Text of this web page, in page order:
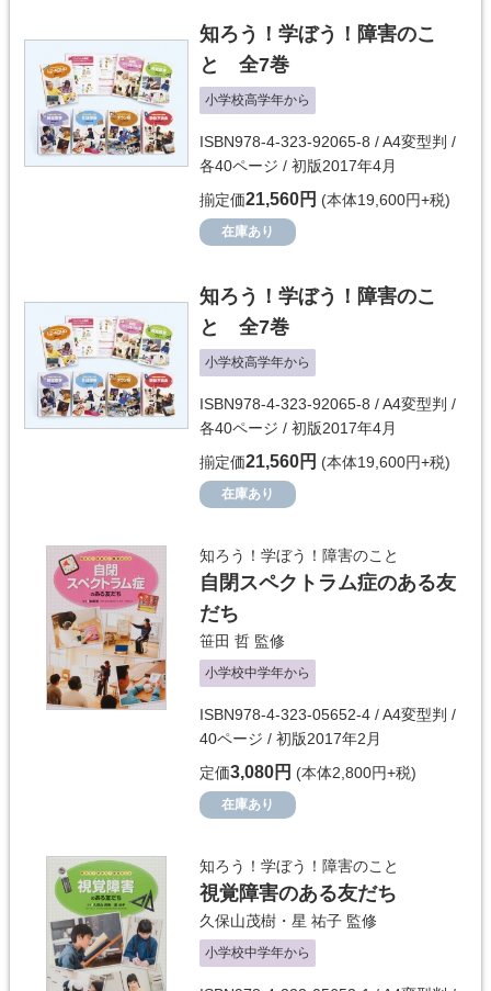
知ろう！学ぼう！障害のこ
と 全7巻
小学校高学年から
ISBN978-4-323-92065-8 / A4変型判 /
各40ページ / 初版2017年4月
揃定価21,560円 (本体19,600円+税)
在庫あり
知ろう！学ぼう！障害のこ
と 全7巻
小学校高学年から
ISBN978-4-323-92065-8 / A4変型判 /
各40ページ / 初版2017年4月
揃定価21,560円 (本体19,600円+税)
在庫あり
知ろう！学ぼう！障害のこと
自閉スペクトラム症のある友
だち
笹田 哲 監修
小学校中学年から
ISBN978-4-323-05652-4 / A4変型判 /
40ページ / 初版2017年2月
定価3,080円 (本体2,800円+税)
在庫あり
知ろう！学ぼう！障害のこと
視覚障害のある友だち
久保山茂樹・星 祐子 監修
小学校中学年から